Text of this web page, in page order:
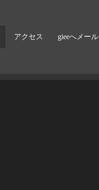
アクセス gieeへメール